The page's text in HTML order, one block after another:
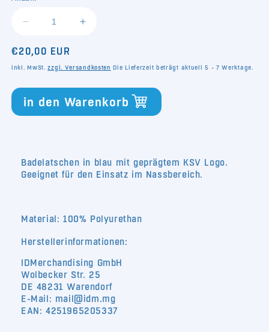
Verringere
Menge
für
Erhöhe
für
Normaler
Preis
€20,00 EUR
inkl. MwSt.zzgl. Versandkosten Die Lieferzeit beträgt aktuell 5 - 7 Werktage.
in den Warenkorb
Badelatschen in blau mit geprägtem KSV Logo.
Geeignet für den Einsatz im Nassbereich.
Material: 100% Polyurethan
Herstellerinformationen:
IDMerchandising GmbH
Wolbecker Str. 25
DE 48231 Warendorf
E-Mail: mail@idm.mg
EAN: 4251965205337